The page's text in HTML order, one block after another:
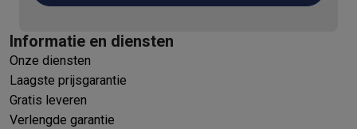
Informatie en diensten
Onze diensten
Laagste prijsgarantie
Gratis leveren
Verlengde garantie